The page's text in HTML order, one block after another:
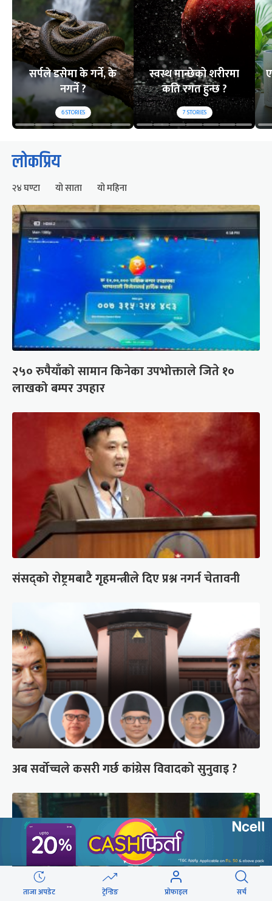
सर्पले डसेमा के गर्ने, के
नगर्ने ?
6STORIES
स्वस्थ मान्छेको शरीरमा
कति रगत हुन्छ ?
7STORIES
लोकप्रिय
२४ घण्टा यो साता यो महिना
२५० रुपैयाँको सामान किनेका उपभोक्ताले जिते १०
लाखको बम्पर उपहार
संसद्को रोष्ट्रमबाटै गृहमन्त्रीले दिए प्रश्न नगर्न चेतावनी
अब सर्वोच्चले कसरी गर्छ कांग्रेस विवादको सुनुवाइ ?
ताजा अपडेट ट्रेन्डिङ प्रोफाइल सर्च